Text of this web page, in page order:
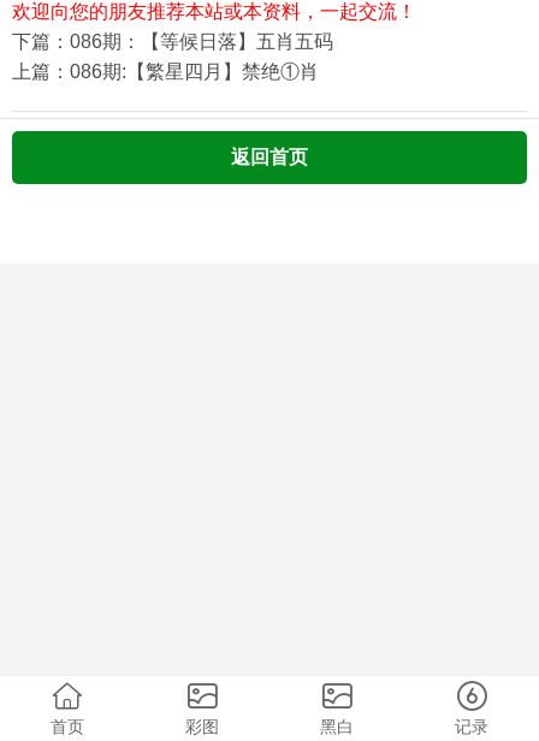
欢迎向您的朋友推荐本站或本资料，一起交流！
下篇：086期：【等候日落】五肖五码
上篇：086期:【繁星四月】禁绝①肖
返回首页
首页 彩图 黑白 记录